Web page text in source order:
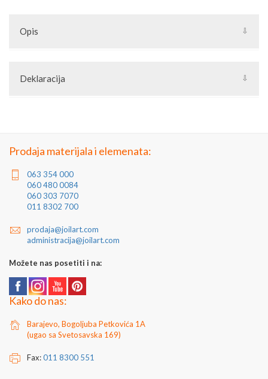
Opis
Deklaracija
Prodaja materijala i elemenata:
063 354 000
060 480 0084
060 303 7070
011 8302 700
prodaja@joilart.com
administracija@joilart.com
Možete nas posetiti i na:
Kako do nas:
Barajevo, Bogoljuba Petkovića 1A
(ugao sa Svetosavska 169)
Fax:011 8300 551